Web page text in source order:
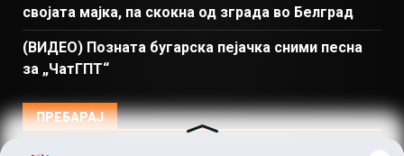
својата мајка, па скокна од зграда во Белград
(ВИДЕО) Позната бугарска пејачка сними песна
за „ЧатГПТ“
ПРЕБАРАЈ